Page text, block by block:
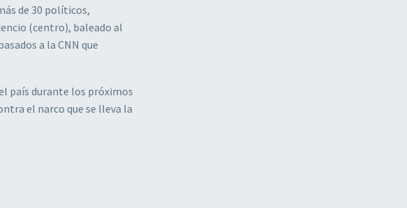
de 30 políticos,
(centro), baleado al
a la CNN que
país durante los próximos
el narco que se lleva la